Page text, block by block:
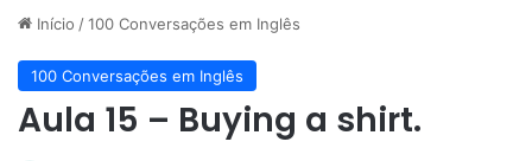
Início /100 Conversações em Inglês
100 Conversações em Inglês
Aula 15 – Buying a shirt.